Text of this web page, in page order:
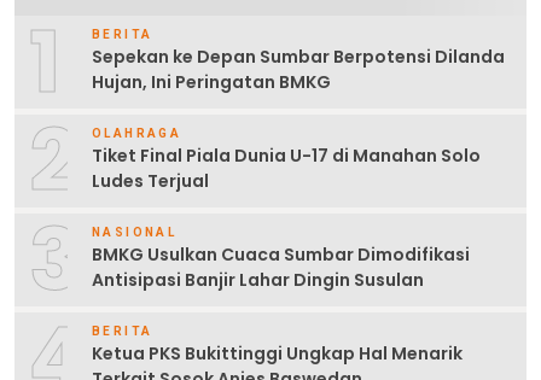
1 BERITA
Sepekan ke Depan Sumbar Berpotensi Dilanda
Hujan, Ini Peringatan BMKG
2 OLAHRAGA
Tiket Final Piala Dunia U-17 di Manahan Solo
Ludes Terjual
3 NASIONAL
BMKG Usulkan Cuaca Sumbar Dimodifikasi
Antisipasi Banjir Lahar Dingin Susulan
BERITA
Ketua PKS Bukittinggi Ungkap Hal Menarik